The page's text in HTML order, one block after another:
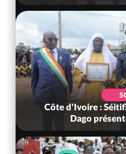
Côte d'Ivoire :
Dago